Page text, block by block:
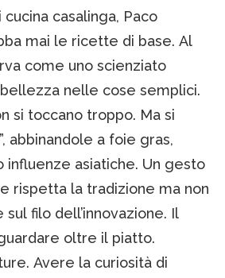
cucina casalinga, Paco
mai le ricette di base. Al
come uno scienziato
nelle cose semplici.
si toccano troppo. Ma si
abbinandole a foie gras,
influenze asiatiche. Un gesto
rispetta la tradizione ma non
sul filo dell’innovazione. Il
oltre il piatto.
Avere la curiosità di